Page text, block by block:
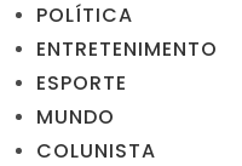
POLÍTICA
ENTRETENIMENTO
ESPORTE
MUNDO
COLUNISTA